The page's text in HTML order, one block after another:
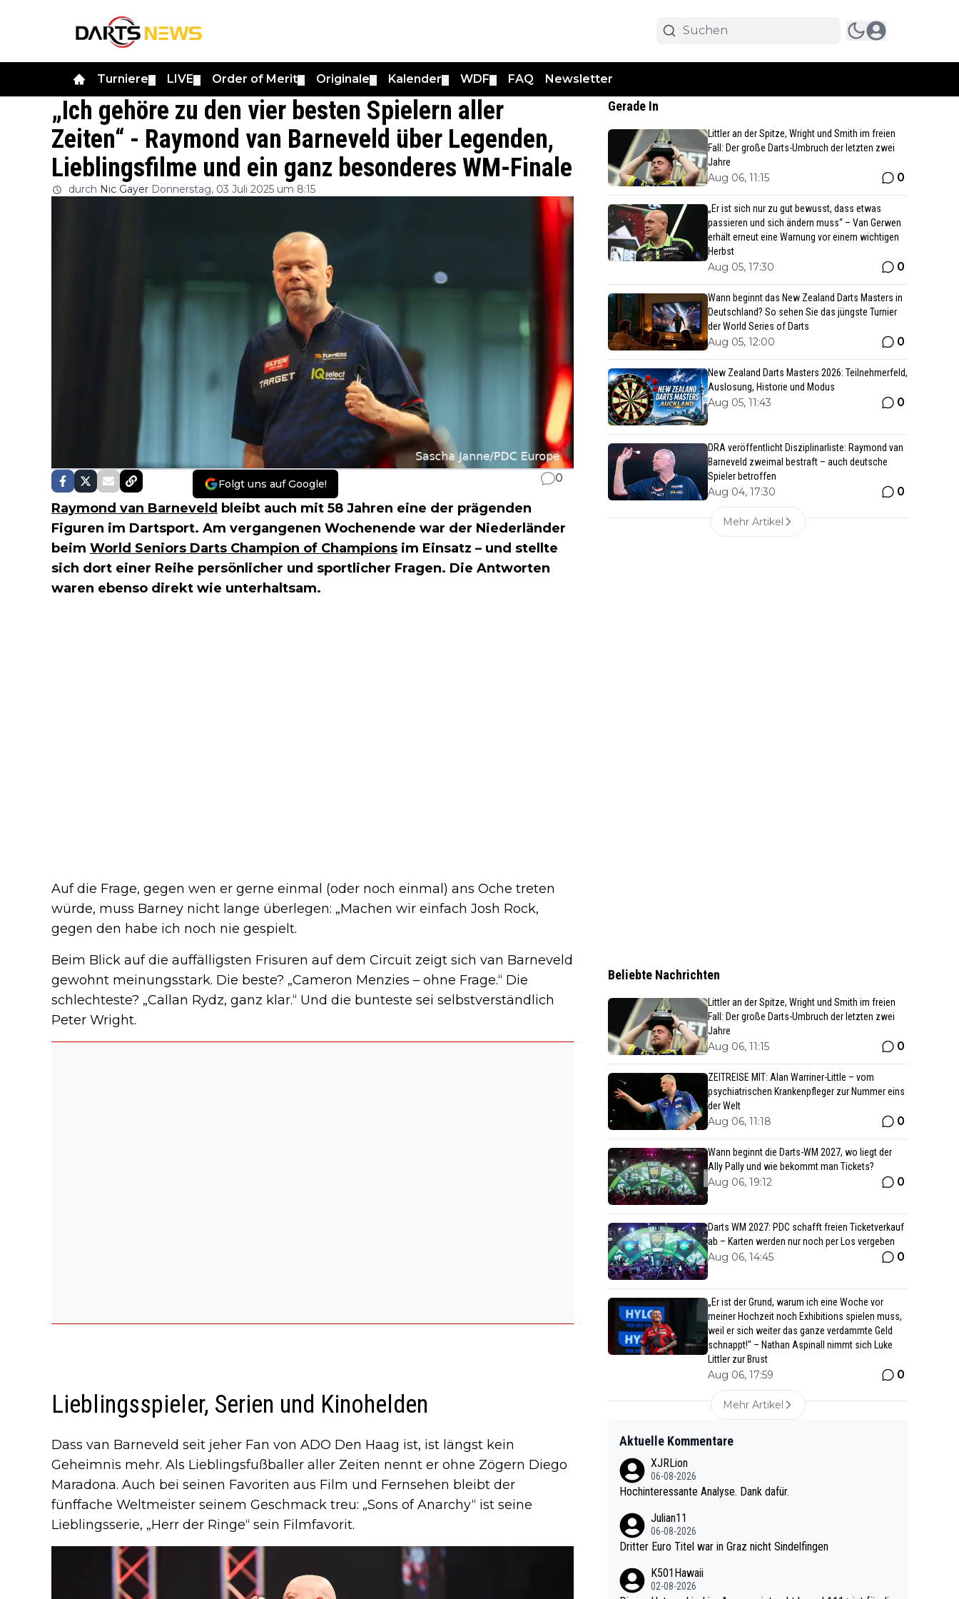
Turniere LIVE Order of Merit Originale Kalender WDF FAQ Newsletter
„Ich gehöre zu den vier besten Spielern aller
Zeiten“ - Raymond van Barneveld über Legenden,
Lieblingsfilme und ein ganz besonderes WM-Finale
durch Nic Gayer Donnerstag, 03 Juli 2025 um 8:15
Folgt uns auf Google! 0
Raymond van Barneveld bleibt auch mit 58 Jahren eine der prägenden
Figuren im Dartsport. Am vergangenen Wochenende war der Niederländer
beim World Seniors Darts Champion of Champions im Einsatz – und stellte
sich dort einer Reihe persönlicher und sportlicher Fragen. Die Antworten
waren ebenso direkt wie unterhaltsam.
Auf die Frage, gegen wen er gerne einmal (oder noch einmal) ans Oche treten
würde, muss Barney nicht lange überlegen: „Machen wir einfach Josh Rock,
gegen den habe ich noch nie gespielt.
Beim Blick auf die auffälligsten Frisuren auf dem Circuit zeigt sich van Barneveld
gewohnt meinungsstark. Die beste? „Cameron Menzies – ohne Frage.“ Die
schlechteste? „Callan Rydz, ganz klar.“ Und die bunteste sei selbstverständlich
Peter Wright.
Lieblingsspieler, Serien und Kinohelden
Dass van Barneveld seit jeher Fan von ADO Den Haag ist, ist längst kein
Geheimnis mehr. Als Lieblingsfußballer aller Zeiten nennt er ohne Zögern Diego
Maradona. Auch bei seinen Favoriten aus Film und Fernsehen bleibt der
fünffache Weltmeister seinem Geschmack treu: „Sons of Anarchy“ ist seine
Lieblingsserie, „Herr der Ringe“ sein Filmfavorit.
Gerade In
Littler an der Spitze, Wright und Smith im freien
Fall: Der große Darts-Umbruch der letzten zwei
Jahre
Aug 06, 11:15 0
„Er ist sich nur zu gut bewusst, dass etwas
passieren und sich ändern muss“ – Van Gerwen
erhält erneut eine Warnung vor einem wichtigen
Herbst
Aug 05, 17:30 0
Wann beginnt das New Zealand Darts Masters in
Deutschland? So sehen Sie das jüngste Turnier
der World Series of Darts
Aug 05, 12:00 0
New Zealand Darts Masters 2026: Teilnehmerfeld,
Auslosung, Historie und Modus
Aug 05, 11:43 0
DRA veröffentlicht Disziplinarliste: Raymond van
Barneveld zweimal bestraft – auch deutsche
Spieler betroffen
Aug 04, 17:30 0
Mehr Artikel
Beliebte Nachrichten
Littler an der Spitze, Wright und Smith im freien
Fall: Der große Darts-Umbruch der letzten zwei
Jahre
Aug 06, 11:15 0
ZEITREISE MIT: Alan Warriner-Little – vom
psychiatrischen Krankenpfleger zur Nummer eins
der Welt
Aug 06, 11:18 0
Wann beginnt die Darts-WM 2027, wo liegt der
Ally Pally und wie bekommt man Tickets?
Aug 06, 19:12 0
Darts WM 2027: PDC schafft freien Ticketverkauf
ab – Karten werden nur noch per Los vergeben
Aug 06, 14:45 0
„Er ist der Grund, warum ich eine Woche vor
meiner Hochzeit noch Exhibitions spielen muss,
weil er sich weiter das ganze verdammte Geld
schnappt!" – Nathan Aspinall nimmt sich Luke
Littler zur Brust
Aug 06, 17:59 0
Mehr Artikel
Aktuelle Kommentare
XJRLion
06-08-2026
Hochinteressante Analyse. Dank dafür.
Julian11
06-08-2026
Dritter Euro Titel war in Graz nicht Sindelfingen
K501Hawaii
02-08-2026